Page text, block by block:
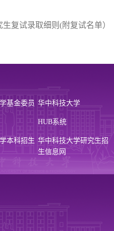
复试录取细则(附复试名单）
基金委员 华中科技大学
HUB系统
本科招生 华中科技大学研究生招
生信息网